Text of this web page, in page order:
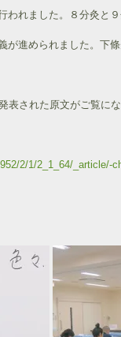
われました。８分灸と
進められました。下
表された原文がご覧にな
2/1/2_1_64/_article/-